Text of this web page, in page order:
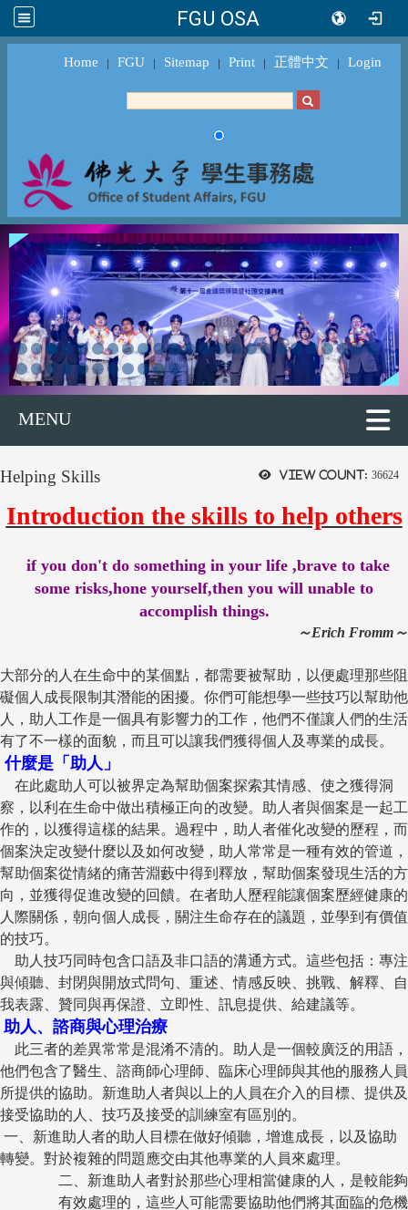
FGU OSA
Home ｜ FGU ｜ Sitemap ｜ Print ｜ 正體中文 ｜ Login
MENU
View count: 36624
Helping Skills
Introduction the skills to help others
if you don't do something in your life ,brave to take
some risks,hone yourself,then you will unable to
accomplish things.
～Erich Fromm～
大部分的人在生命中的某個點，都需要被幫助，以便處理那些阻
礙個人成長限制其潛能的困擾。你們可能想學一些技巧以幫助他
人，助人工作是一個具有影響力的工作，他們不僅讓人們的生活
有了不一樣的面貌，而且可以讓我們獲得個人及專業的成長。
什麼是「助人」
在此處助人可以被界定為幫助個案探索其情感、使之獲得洞
察，以利在生命中做出積極正向的改變。助人者與個案是一起工
作的，以獲得這樣的結果。過程中，助人者催化改變的歷程，而
個案決定改變什麼以及如何改變，助人常常是一種有效的管道，
幫助個案從情緒的痛苦淵藪中得到釋放，幫助個案發現生活的方
向，並獲得促進改變的回饋。在者助人歷程能讓個案歷經健康的
人際關係，朝向個人成長，關注生命存在的議題，並學到有價值
的技巧。
助人技巧同時包含口語及非口語的溝通方式。這些包括：專注
與傾聽、封閉與開放式問句、重述、情感反映、挑戰、解釋、自
我表露、贊同與再保證、立即性、訊息提供、給建議等。
助人、諮商與心理治療
此三者的差異常常是混淆不清的。助人是一個較廣泛的用語，
他們包含了醫生、諮商師心理師、臨床心理師與其他的服務人員
所提供的協助。新進助人者與以上的人員在介入的目標、提供及
接受協助的人、技巧及接受的訓練室有區別的。
一、新進助人者的助人目標在做好傾聽，增進成長，以及協助
轉變。對於複雜的問題應交由其他專業的人員來處理。
二、新進助人者對於那些心理相當健康的人，是較能夠
有效處理的，這些人可能需要協助他們將其面臨的危機